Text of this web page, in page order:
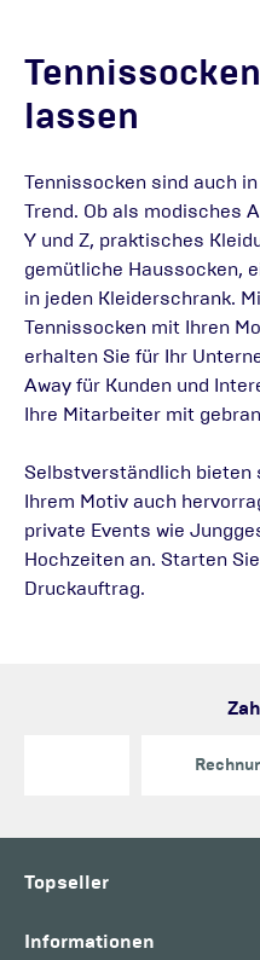
lassen
Tennissocken sind auch
Trend. Ob als modisches
Y und Z, praktisches
gemütliche Haussocken,
in jeden Kleiderschrank.
Tennissocken mit Ihren
erhalten Sie für Ihr
Away für Kunden und
Ihre Mitarbeiter mit
Selbstverständlich bieten
Ihrem Motiv auch
private Events wie
Hochzeiten an. Starten
Druckauftrag.
Topseller
Informationen